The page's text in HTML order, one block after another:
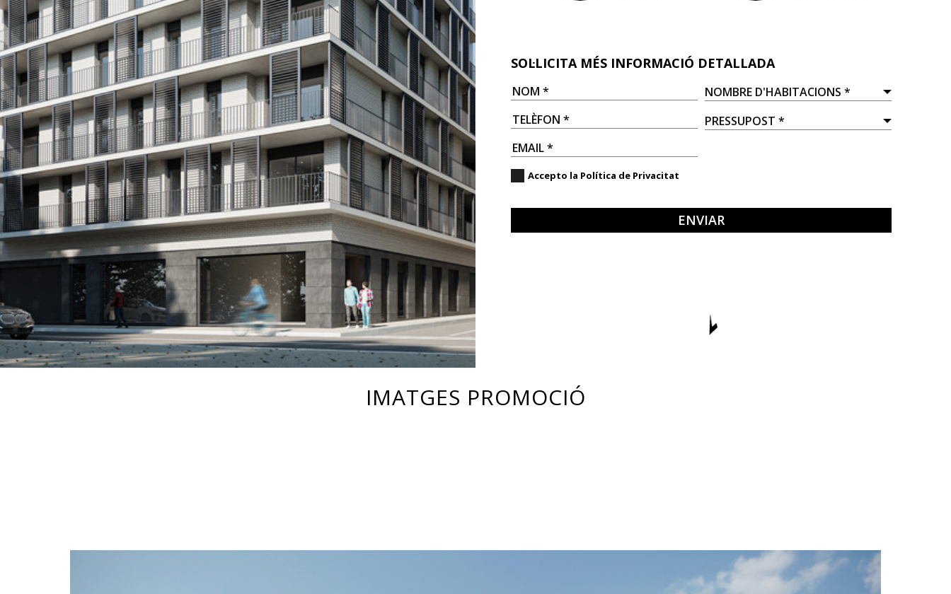
Mataró
59
HABITATGES
2,3,4HABITACIONS
SOL·LICITA MÉS INFORMACIÓ DETALLADA
Accepto la Política de Privacitat
ENVIAR
IMATGES PROMOCIÓ